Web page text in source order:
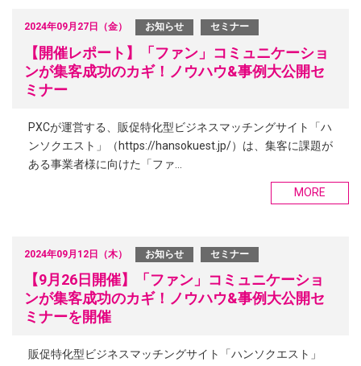
2024年09月27日（金） お知らせ セミナー
【開催レポート】「ファン」コミュニケーショ
ンが集客成功のカギ！ノウハウ&事例大公開セ
ミナー
PXCが運営する、販促特化型ビジネスマッチングサイト「ハ
ンソクエスト」（https://hansokuest.jp/）は、集客に課題が
ある事業者様に向けた「ファ…
MORE
2024年09月12日（木） お知らせ セミナー
【9月26日開催】「ファン」コミュニケーショ
ンが集客成功のカギ！ノウハウ&事例大公開セ
ミナーを開催
販促特化型ビジネスマッチングサイト「ハンソクエスト」